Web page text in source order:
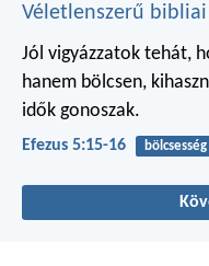
Véletlenszerű
Jól vigyázzatok tehát,
hanem bölcsen,
idők gonoszak.
Efezus 5:15-16 bölcsesség